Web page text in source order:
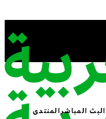
البث المباشرالمنتدى